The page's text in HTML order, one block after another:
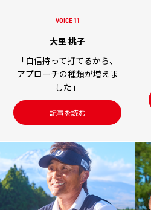
VOICE 11
大里 桃子
「自信持って打てるから、
アプローチの種類が増えま
した」
記事を読む